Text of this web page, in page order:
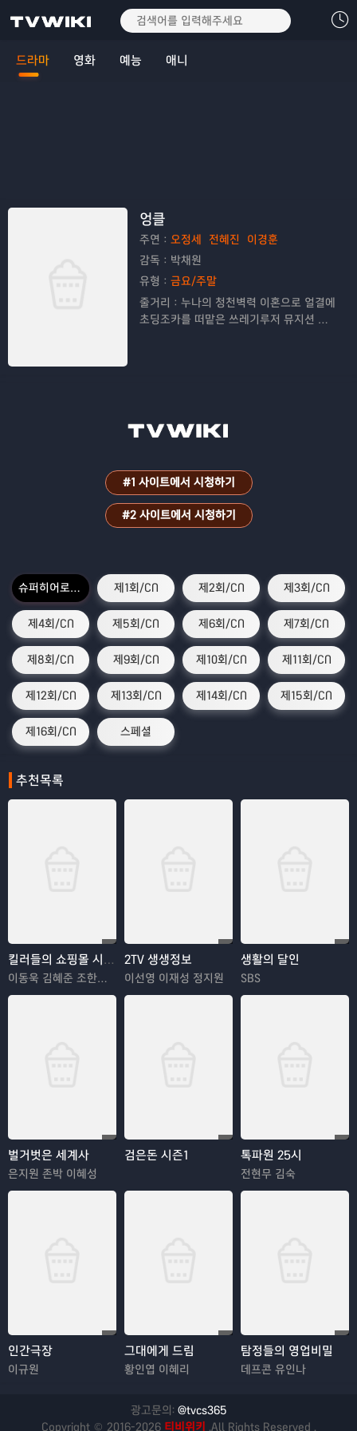
드라마 영화 예능 애니
엉클
주연： 오정세 전혜진
이경훈
감독： 박채원
유형： 금요/주말
줄거리： 누나의 청천벽력 이혼으로 얼결에
초딩조카를 떠맡은 쓰레기루저 뮤지션 삼
#1 사이트에서 시청하기
#2 사이트에서 시청하기
슈퍼히어로의 귀환1회 제1회/CN 제2회/CN 제3회/CN
제4회/CN 제5회/CN 제6회/CN 제7회/CN
제8회/CN 제9회/CN 제10회/CN 제11회/CN
제12회/CN 제13회/CN 제14회/CN 제15회/CN
제16회/CN 스페셜
추천목록
킬러들의 쇼핑몰 시즌2
이동욱 김혜준 조한선 김해나
2TV 생생정보
이선영 이재성 정지원
생활의 달인
SBS
벌거벗은 세계사
은지원 존박 이혜성
검은돈 시즌1 톡파원 25시
전현무 김숙
인간극장
이규원
그대에게 드림
황인엽 이혜리
탐정들의 영업비밀
데프콘 유인나
광고문의: @tvcs365
Copyright © 2016-2026 티비위키 .All Rights Reserved .